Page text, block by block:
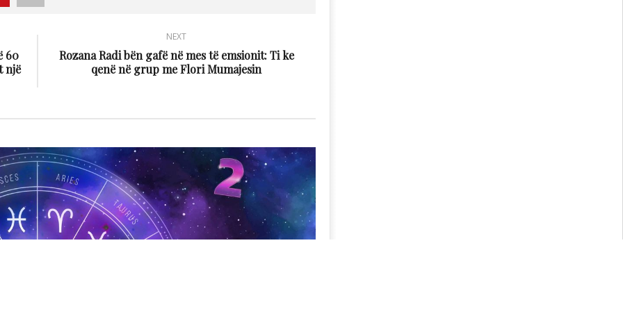
60
një
NEXT
Rozana Radi bën gafë në mes të emsionit: Ti ke
qenë në grup me Flori Mumajesin